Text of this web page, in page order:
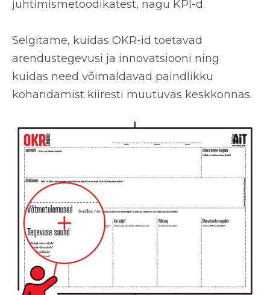
juhtimismetoodikatest, nagu KPI-d.
Selgitame, kuidas OKR-id toetavad
arendustegevusi ja innovatsiooni ning
kuidas need võimaldavad paindlikku
kohandamist kiiresti muutuvas keskkonnas.